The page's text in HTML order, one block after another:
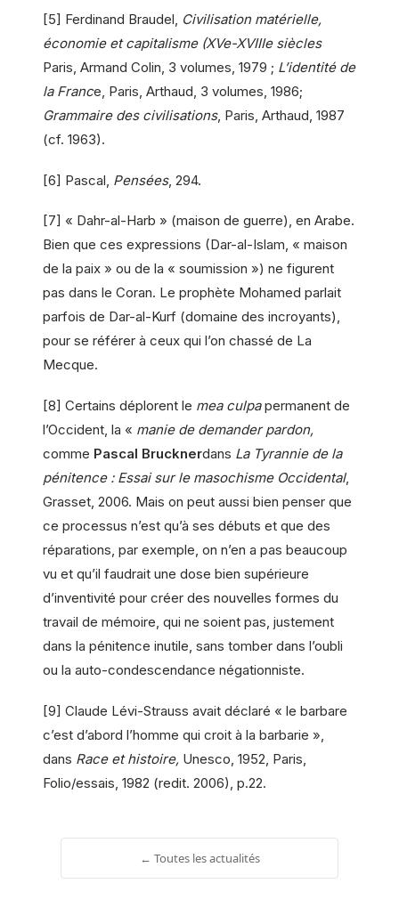
[5] Ferdinand Braudel, Civilisation matérielle,
économie et capitalisme (XVe-XVIIIe siècles
Paris, Armand Colin, 3 volumes, 1979 ; L’identité de
la France, Paris, Arthaud, 3 volumes, 1986;
Grammaire des civilisations, Paris, Arthaud, 1987
(cf. 1963).
[6] Pascal, Pensées, 294.
[7] « Dahr-al-Harb » (maison de guerre), en Arabe.
Bien que ces expressions (Dar-al-Islam, « maison
de la paix » ou de la « soumission ») ne figurent
pas dans le Coran. Le prophète Mohamed parlait
parfois de Dar-al-Kurf (domaine des incroyants),
pour se référer à ceux qui l’on chassé de La
Mecque.
[8] Certains déplorent le mea culpapermanent de
l’Occident, la « manie de demander pardon,
comme Pascal Brucknerdans La Tyrannie de la
pénitence : Essai sur le masochisme Occidental,
Grasset, 2006. Mais on peut aussi bien penser que
ce processus n’est qu’à ses débuts et que des
réparations, par exemple, on n’en a pas beaucoup
vu et qu’il faudrait une dose bien supérieure
d’inventivité pour créer des nouvelles formes du
travail de mémoire, qui ne soient pas, justement
dans la pénitence inutile, sans tomber dans l’oubli
ou la auto-condescendance négationniste.
[9] Claude Lévi-Strauss avait déclaré « le barbare
c’est d’abord l’homme qui croit à la barbarie »,
dans Race et histoire, Unesco, 1952, Paris,
Folio/essais, 1982 (redit. 2006), p.22.
← Toutes les actualités